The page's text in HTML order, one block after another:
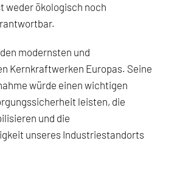
weder ökologisch noch
modernsten und
Kernkraftwerken Europas. Seine
würde einen wichtigen
leisten, die
und die
unseres Industriestandorts